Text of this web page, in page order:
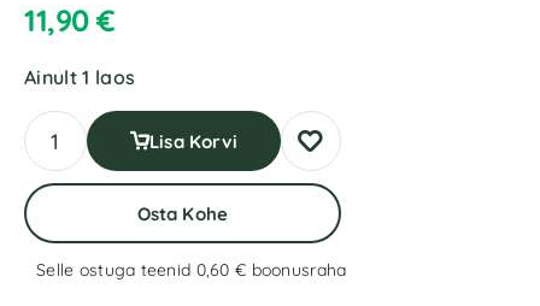
11,90€
Ainult 1 laos
Lisa Korvi
Osta Kohe
Selle ostuga teenid 0,60 € boonusraha